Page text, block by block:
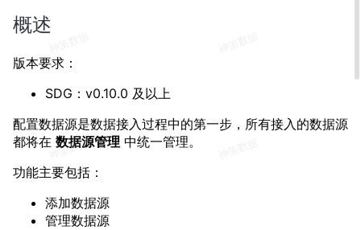
概述
版本要求：
SDG：v0.10.0 及以上
配置数据源是数据接入过程中的第一步，所有接入的数据源
都将在 数据源管理 中统一管理。
功能主要包括：
添加数据源
管理数据源